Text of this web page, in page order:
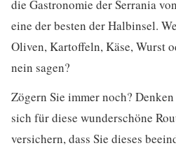
die Gastronomie der Serrania
eine der besten der Halbinsel.
Oliven, Kartoffeln, Käse, Wurst
nein sagen?
Zögern Sie immer noch?
sich für diese wunderschöne
versichern, dass Sie dieses